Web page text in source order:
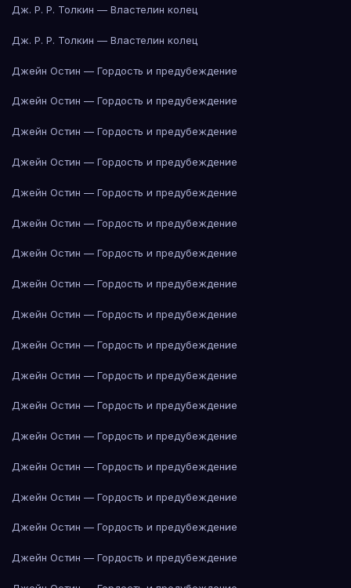
Дж. Р. Р. Толкин — Властелин колец
Дж. Р. Р. Толкин — Властелин колец
Джейн Остин — Гордость и предубеждение
Джейн Остин — Гордость и предубеждение
Джейн Остин — Гордость и предубеждение
Джейн Остин — Гордость и предубеждение
Джейн Остин — Гордость и предубеждение
Джейн Остин — Гордость и предубеждение
Джейн Остин — Гордость и предубеждение
Джейн Остин — Гордость и предубеждение
Джейн Остин — Гордость и предубеждение
Джейн Остин — Гордость и предубеждение
Джейн Остин — Гордость и предубеждение
Джейн Остин — Гордость и предубеждение
Джейн Остин — Гордость и предубеждение
Джейн Остин — Гордость и предубеждение
Джейн Остин — Гордость и предубеждение
Джейн Остин — Гордость и предубеждение
Джейн Остин — Гордость и предубеждение